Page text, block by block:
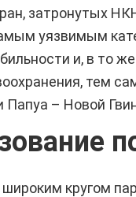
затронутых
уязвимым
и, в то
тем
Папуа – Новой
кругом